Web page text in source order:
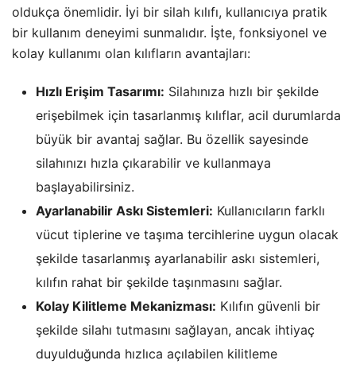
oldukça önemlidir. İyi bir silah kılıfı, kullanıcıya pratik
bir kullanım deneyimi sunmalıdır. İşte, fonksiyonel ve
kolay kullanımı olan kılıfların avantajları:
Hızlı Erişim Tasarımı: Silahınıza hızlı bir şekilde
erişebilmek için tasarlanmış kılıflar, acil durumlarda
büyük bir avantaj sağlar. Bu özellik sayesinde
silahınızı hızla çıkarabilir ve kullanmaya
başlayabilirsiniz.
Ayarlanabilir Askı Sistemleri: Kullanıcıların farklı
vücut tiplerine ve taşıma tercihlerine uygun olacak
şekilde tasarlanmış ayarlanabilir askı sistemleri,
kılıfın rahat bir şekilde taşınmasını sağlar.
Kolay Kilitleme Mekanizması: Kılıfın güvenli bir
şekilde silahı tutmasını sağlayan, ancak ihtiyaç
duyulduğunda hızlıca açılabilen kilitleme